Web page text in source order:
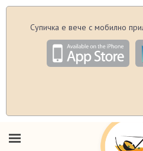
Супичка е вече с мобилно